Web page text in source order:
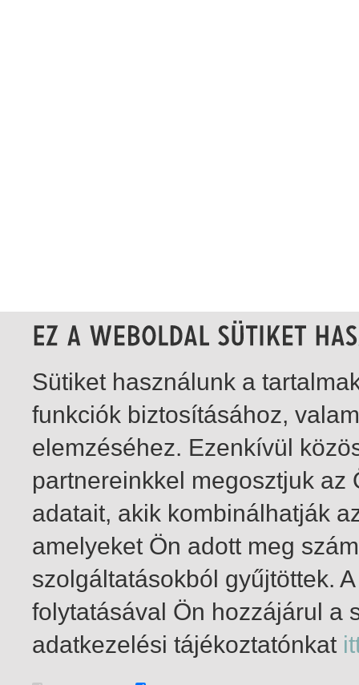
1-8 / összesen 8 találat
Sütiket használunk a
funkciók biztosításához,
elemzéséhez. Ezenkívül
partnereinkkel megosztjuk
adatait, akik kombinálhatják
amelyeket Ön adott meg
szolgáltatásokból gyűjtöttek.
folytatásával Ön hozzájárul a
adatkezelési tájékoztatónkat